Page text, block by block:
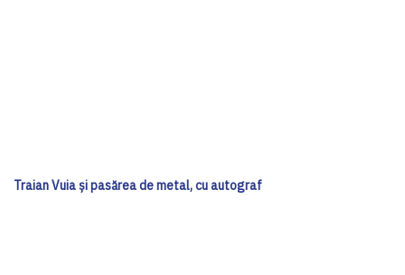
Traian Vuia și pasărea de metal, cu autograf